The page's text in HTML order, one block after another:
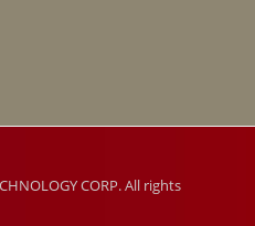
CORP. All rights